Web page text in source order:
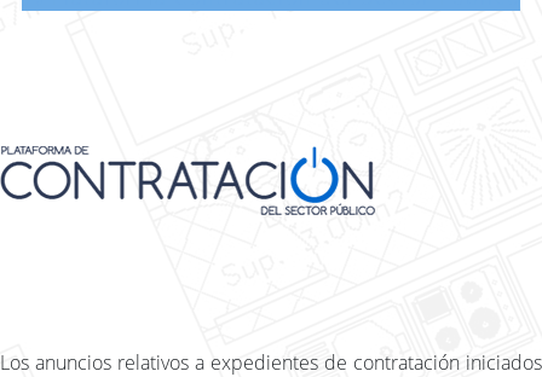
Los anuncios relativos a expedientes de contratación iniciados